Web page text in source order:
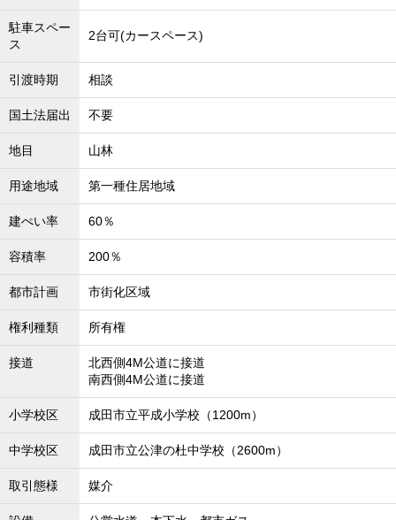
駐車スペー
ス
2台可(カースペース)
引渡時期 相談
国土法届出 不要
地目 山林
用途地域 第一種住居地域
建ぺい率 60％
容積率 200％
都市計画 市街化区域
権利種類 所有権
接道
北西側4M公道に接道
南西側4M公道に接道
小学校区 成田市立平成小学校（1200m）
中学校区 成田市立公津の杜中学校（2600m）
取引態様 媒介